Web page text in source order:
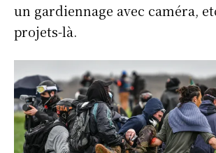
un gardiennage avec caméra,
projets-là.